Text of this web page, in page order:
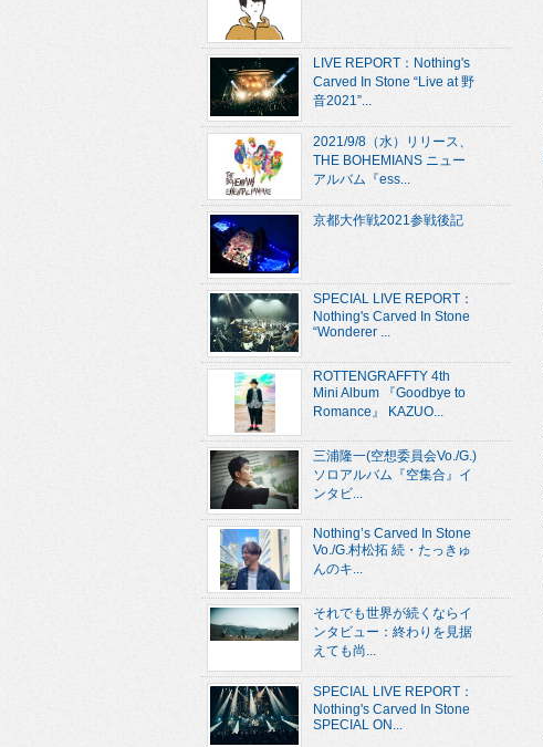
LIVE REPORT：Nothing's
Carved In Stone “Live at 野
音2021”...
2021/9/8（水）リリース、
THE BOHEMIANS ニュー
アルバム『ess...
京都大作戦2021参戦後記
SPECIAL LIVE REPORT：
Nothing's Carved In Stone
“Wonderer ...
ROTTENGRAFFTY 4th
Mini Album 『Goodbye to
Romance』 KAZUO...
三浦隆一(空想委員会Vo./G.)
ソロアルバム『空集合』イ
ンタビ...
Nothing’s Carved In Stone
Vo./G.村松拓 続・たっきゅ
んのキ...
それでも世界が続くならイ
ンタビュー：終わりを見据
えても尚...
SPECIAL LIVE REPORT：
Nothing's Carved In Stone
SPECIAL ON...